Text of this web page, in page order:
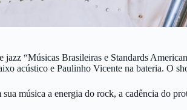
jazz “Músicas Brasileiras e Standards
acústico e Paulinho Vicente na bateria. O
música a energia do rock, a cadência do